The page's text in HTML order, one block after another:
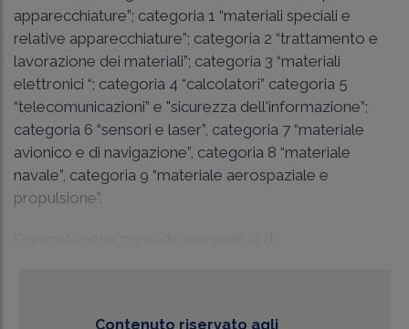
apparecchiature”; categoria 1 “materiali speciali e
relative apparecchiature”; categoria 2 “trattamento e
lavorazione dei materiali”; categoria 3 “materiali
elettronici “; categoria 4 “calcolatori” categoria 5
“telecomunicazioni” e "sicurezza dell'informazione”;
categoria 6 “sensori e laser”, categoria 7 “materiale
avionico e di navigazione”, categoria 8 “materiale
navale”, categoria 9 “materiale aerospaziale e
propulsione”.
Contenuto riservato agli